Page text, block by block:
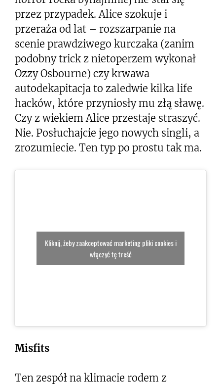
przez przypadek. Alice szokuje i
przeraża od lat – rozszarpanie na
scenie prawdziwego kurczaka (zanim
podobny trick z nietoperzem wykonał
Ozzy Osbourne) czy krwawa
autodekapitacja to zaledwie kilka life
hacków, które przyniosły mu złą sławę.
Czy z wiekiem Alice przestaje straszyć.
Nie. Posłuchajcie jego nowych singli, a
zrozumiecie. Ten typ po prostu tak ma.
Kliknij, żeby zaakceptować marketing pliki cookies i
włączyć tę treść
Misfits
Ten zespół na klimacie rodem z